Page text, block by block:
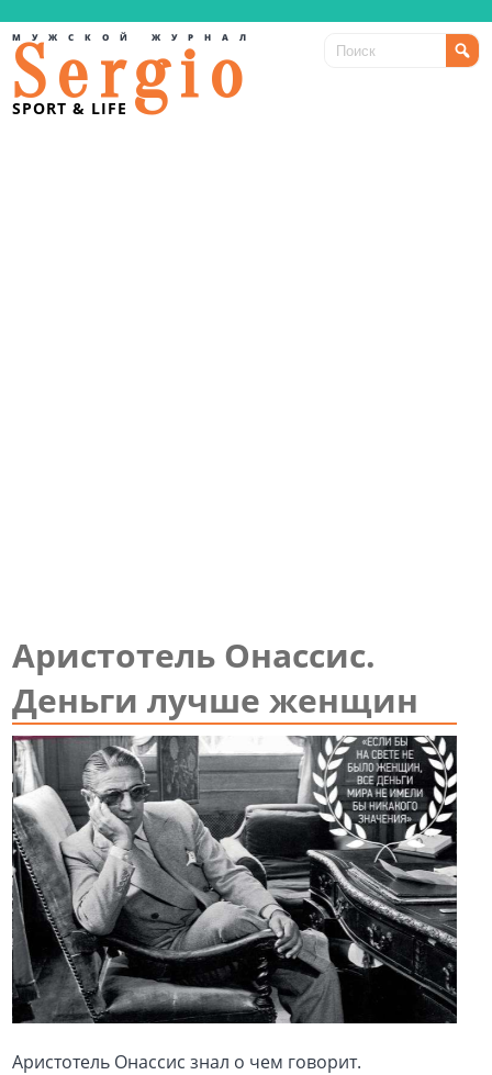
Sergio
SPORT & LIFE
МУЖСКОЙ ЖУРНАЛ
Аристотель Онассис.
Деньги лучше женщин
Аристотель Онассис знал о чем говорит.